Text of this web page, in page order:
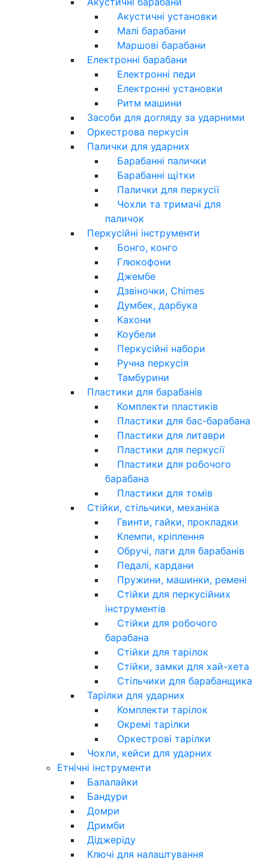
Акустичні установки
Малі барабани
Маршові барабани
Електронні барабани
Електронні педи
Електронні установки
Ритм машини
Засоби для догляду за ударними
Оркестрова перкусія
Палички для ударних
Барабанні палички
Барабанні щітки
Палички для перкусії
Чохли та тримачі для
паличок
Перкусійні інструменти
Бонго, конго
Глюкофони
Джембе
Дзвіночки, Chimes
Думбек, дарбука
Кахони
Коубели
Перкусійні набори
Ручна перкусія
Тамбурини
Пластики для барабанів
Комплекти пластиків
Пластики для бас-барабана
Пластики для литаври
Пластики для перкусії
Пластики для робочого
барабана
Пластики для томів
Стійки, стільчики, механіка
Гвинти, гайки, прокладки
Клемпи, кріплення
Обручі, лаги для барабанів
Педалі, кардани
Пружини, машинки, ремені
Стійки для перкусійних
інструментів
Стійки для робочого
барабана
Стійки для тарілок
Стійки, замки для хай-хета
Стільчики для барабанщика
Тарілки для ударних
Комплекти тарілок
Окремі тарілки
Оркестрові тарілки
Чохли, кейси для ударних
Етнічні інструменти
Балалайки
Бандури
Домри
Дримби
Діджеріду
Ключі для налаштування